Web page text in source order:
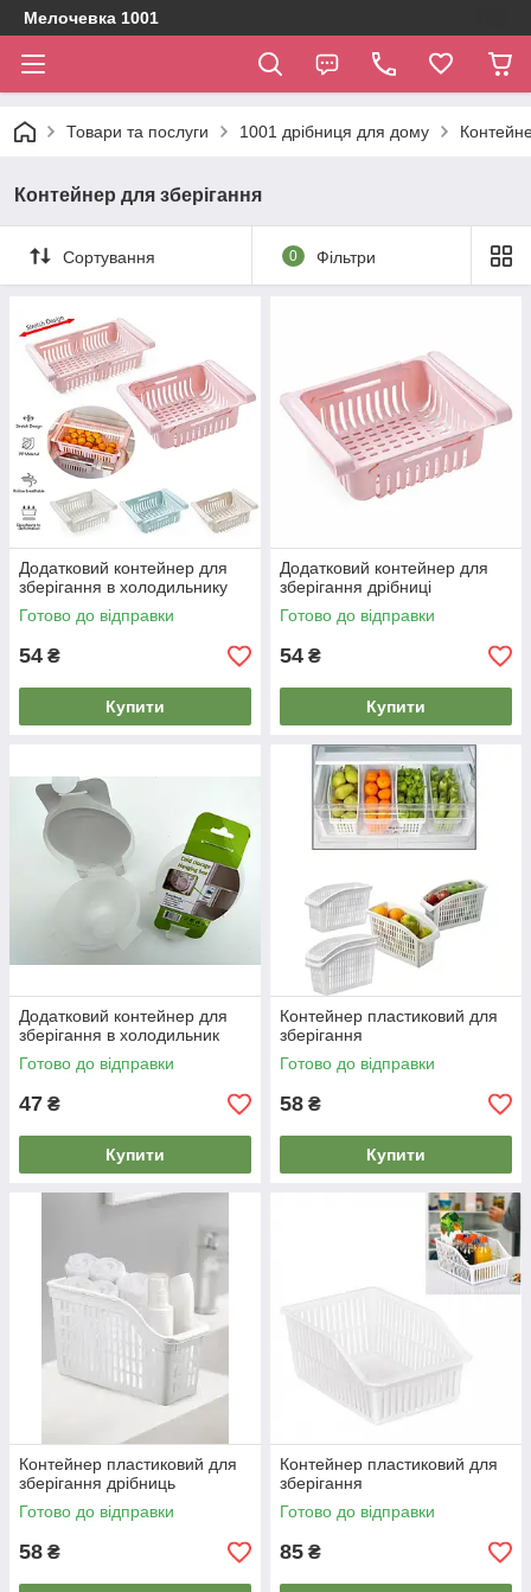
Мелочевка 1001
Товари та послуги 1001 дрібниця для дому
Контейнер для зберігання
Сортування 0 Фільтри
Додатковий контейнер для
зберігання в холодильнику
Готово до відправки
54 ₴
Купити
Додатковий контейнер для
зберігання дрібниці
Готово до відправки
54 ₴
Купити
Додатковий контейнер для
зберігання в холодильник
Готово до відправки
47 ₴
Купити
Контейнер пластиковий для
зберігання
Готово до відправки
58 ₴
Купити
Контейнер пластиковий для
зберігання дрібниць
Готово до відправки
58 ₴
Контейнер пластиковий для
зберігання
Готово до відправки
85 ₴